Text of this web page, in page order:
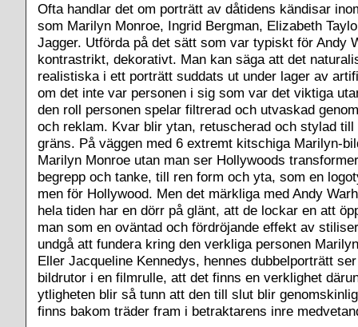
Ofta handlar det om porträtt av dåtidens kändisar
som Marilyn Monroe, Ingrid Bergman, Elizabeth
Jagger. Utförda på det sätt som var typiskt för Andy
kontrastrikt, dekorativt. Man kan säga att det
realistiska i ett porträtt suddats ut under lager av
om det inte var personen i sig som var det viktiga
den roll personen spelar filtrerad och utvaskad
och reklam. Kvar blir ytan, retuscherad och stylad till
gräns. På väggen med 6 extremt kitschiga Marilyn-
Marilyn Monroe utan man ser Hollywoods
begrepp och tanke, till ren form och yta, som en
men för Hollywood. Men det märkliga med Andy
hela tiden har en dörr på glänt, att de lockar en att
man som en oväntad och fördröjande effekt av
undgå att fundera kring den verkliga personen
Eller Jacqueline Kennedys, hennes dubbelporträtt
bildrutor i en filmrulle, att det finns en verklighet
ytligheten blir så tunn att den till slut blir
finns bakom träder fram i betraktarens inre